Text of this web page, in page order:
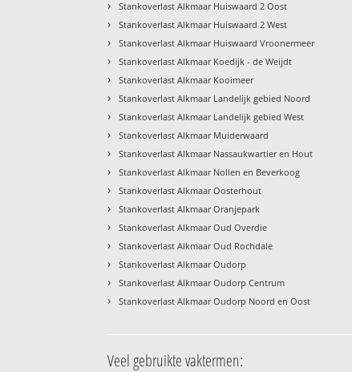
› Stankoverlast Alkmaar Huiswaard 2 Oost
› Stankoverlast Alkmaar Huiswaard 2 West
› Stankoverlast Alkmaar Huiswaard Vroonermeer
› Stankoverlast Alkmaar Koedijk - de Weijdt
› Stankoverlast Alkmaar Kooimeer
› Stankoverlast Alkmaar Landelijk gebied Noord
› Stankoverlast Alkmaar Landelijk gebied West
› Stankoverlast Alkmaar Muiderwaard
› Stankoverlast Alkmaar Nassaukwartier en Hout
› Stankoverlast Alkmaar Nollen en Beverkoog
› Stankoverlast Alkmaar Oosterhout
› Stankoverlast Alkmaar Oranjepark
› Stankoverlast Alkmaar Oud Overdie
› Stankoverlast Alkmaar Oud Rochdale
› Stankoverlast Alkmaar Oudorp
› Stankoverlast Alkmaar Oudorp Centrum
› Stankoverlast Alkmaar Oudorp Noord en Oost
Veel gebruikte vaktermen: